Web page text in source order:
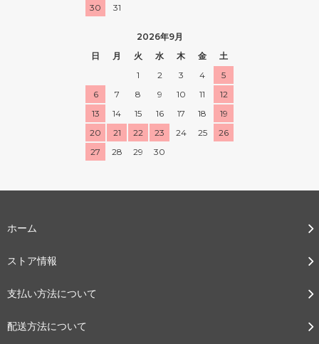
30
31
2026年9月
日
月 火 水 木 金
土
1
2 3 4
5
6
7 8 9 10 11
12
13
14 15 16 17 18
19
20
21 22 23 24 25
26
27
28 29 30
ホーム
ストア情報
支払い方法について
配送方法について